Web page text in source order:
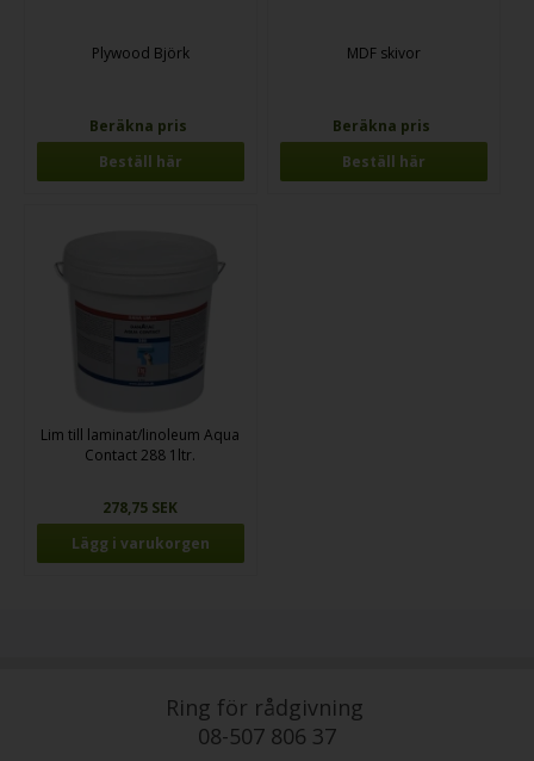
Plywood Björk
Beräkna pris
Beställ här
MDF skivor
Beräkna pris
Beställ här
Lim till laminat/linoleum Aqua
Contact 288 1ltr.
278,75 SEK
Ring för rådgivning
08-507 806 37